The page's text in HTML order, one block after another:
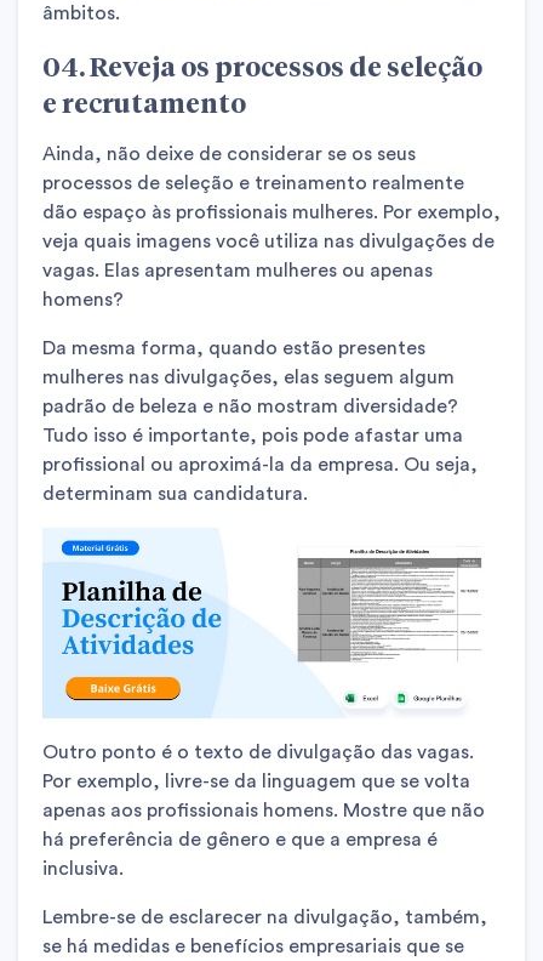
âmbitos.
04. Reveja os processos de seleção
e recrutamento
Ainda, não deixe de considerar se os seus
processos de seleção e treinamento realmente
dão espaço às profissionais mulheres. Por exemplo,
veja quais imagens você utiliza nas divulgações de
vagas. Elas apresentam mulheres ou apenas
homens?
Da mesma forma, quando estão presentes
mulheres nas divulgações, elas seguem algum
padrão de beleza e não mostram diversidade?
Tudo isso é importante, pois pode afastar uma
profissional ou aproximá-la da empresa. Ou seja,
determinam sua candidatura.
Outro ponto é o texto de divulgação das vagas.
Por exemplo, livre-se da linguagem que se volta
apenas aos profissionais homens. Mostre que não
há preferência de gênero e que a empresa é
inclusiva.
Lembre-se de esclarecer na divulgação, também,
se há medidas e benefícios empresariais que se